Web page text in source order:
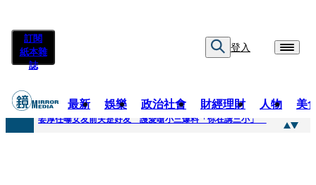
訂閱
紙本雜
誌
登入
最新 娛樂 政治社會 財經理財 人物 美
快訊
姜厚任曝女友前夫是好友 護愛嗆小三爆料「你在講三小」